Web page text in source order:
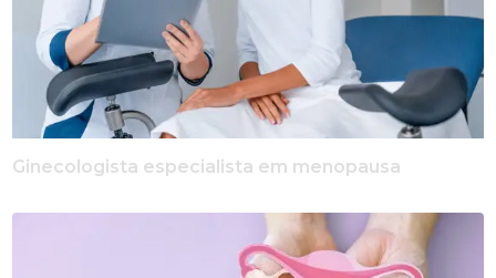
Ginecologista especialista em menopausa